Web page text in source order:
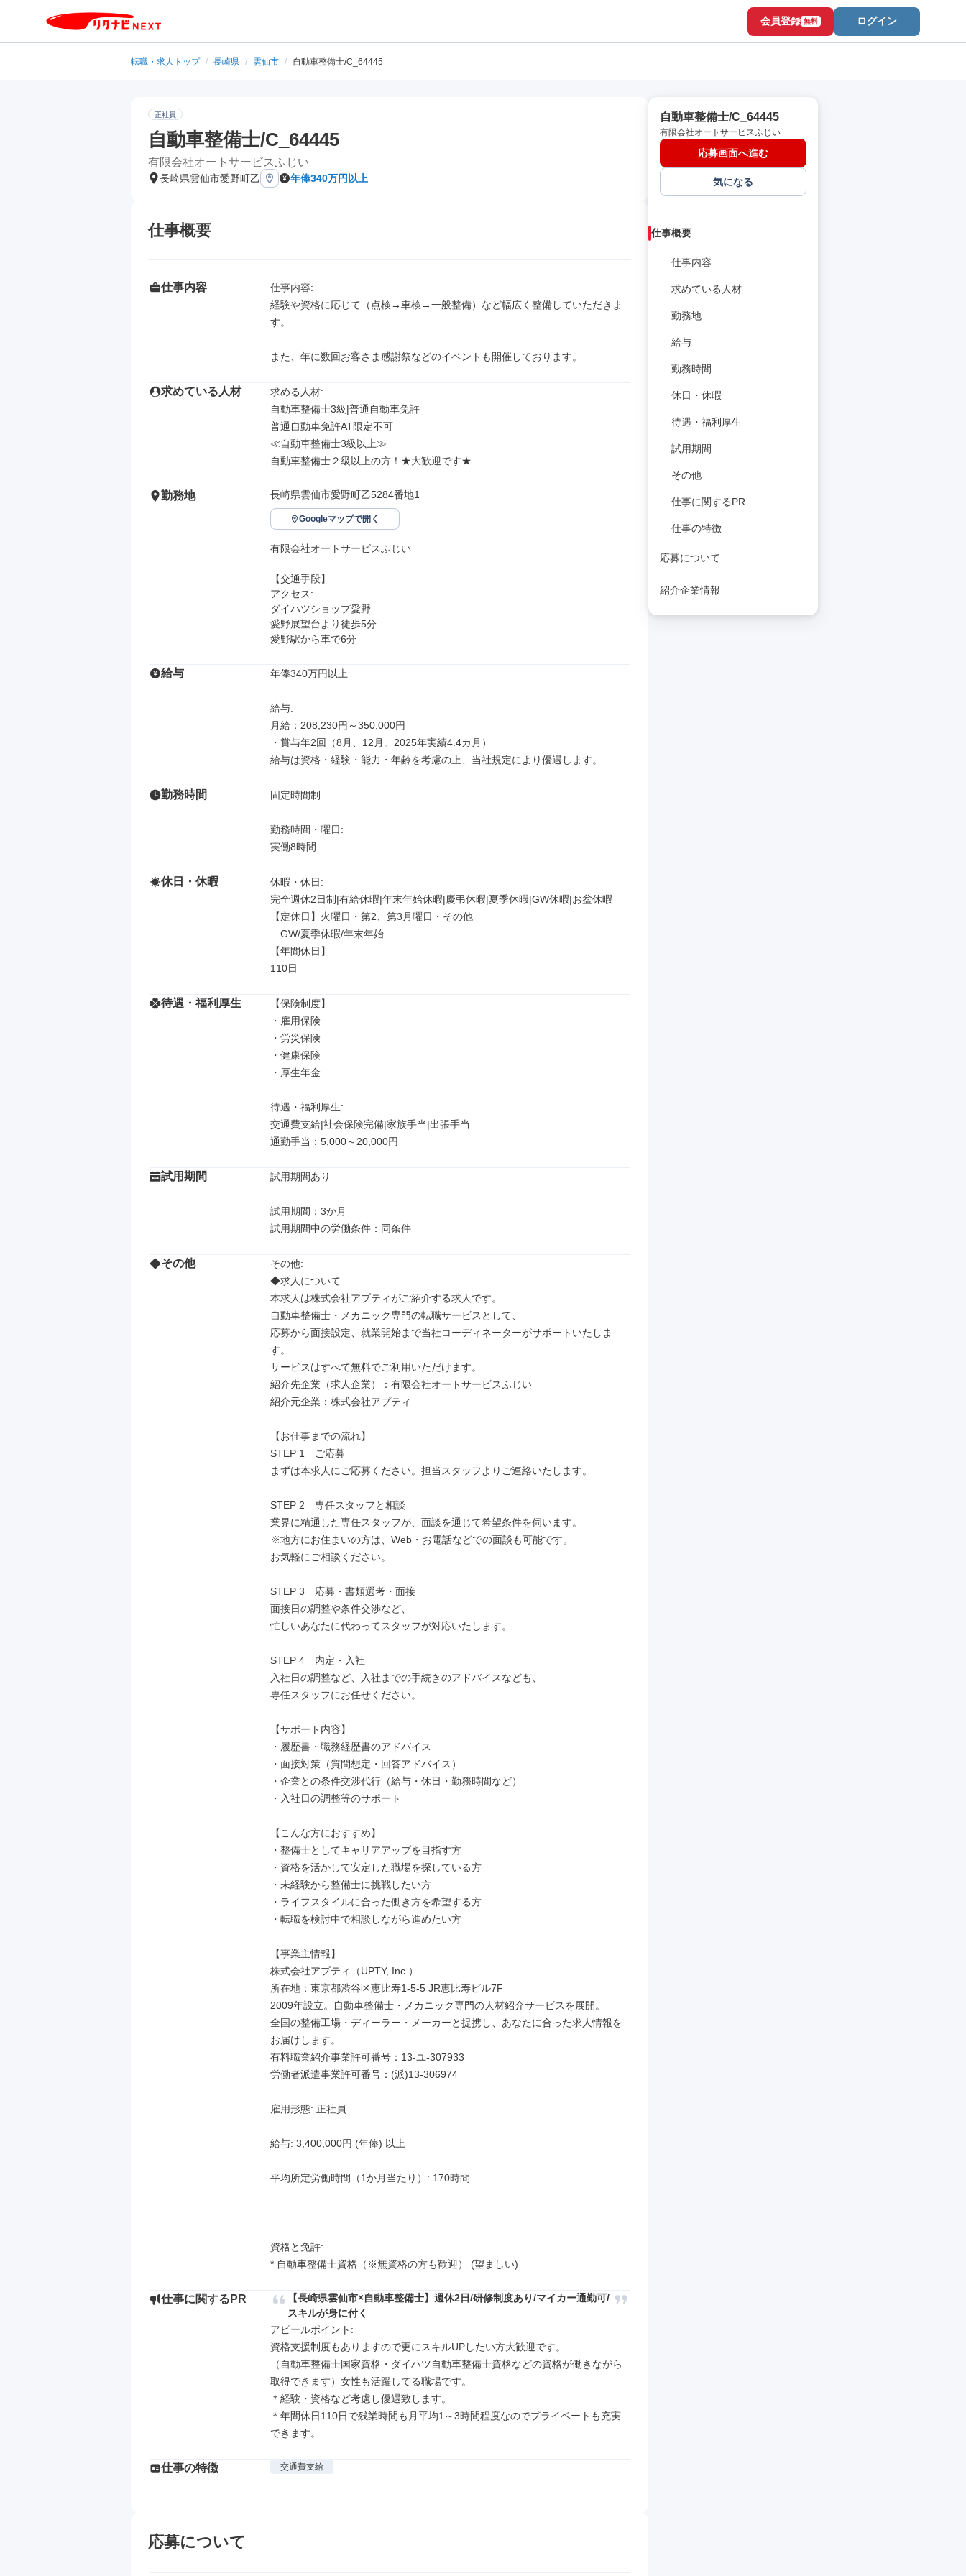
会員登録 無料 ログイン
転職・求人トップ / 長崎県 / 雲仙市 / 自動車整備士/C_64445
正社員
自動車整備士/C_64445
有限会社オートサービスふじい
長崎県雲仙市愛野町乙 年俸340万円以上
仕事概要
仕事内容
仕事内容:
経験や資格に応じて（点検→車検→一般整備）など幅広く整備していただきま
す。
また、年に数回お客さま感謝祭などのイベントも開催しております。
求めている人材
求める人材:
自動車整備士3級|普通自動車免許
普通自動車免許AT限定不可
≪自動車整備士3級以上≫
自動車整備士２級以上の方！★大歓迎です★
勤務地 長崎県雲仙市愛野町乙5284番地1
Googleマップで開く
有限会社オートサービスふじい
【交通手段】
アクセス:
ダイハツショップ愛野
愛野展望台より徒歩5分
愛野駅から車で6分
給与 年俸340万円以上
給与:
月給：208,230円～350,000円
・賞与年2回（8月、12月。2025年実績4.4カ月）
給与は資格・経験・能力・年齢を考慮の上、当社規定により優遇します。
勤務時間 固定時間制
勤務時間・曜日:
実働8時間
休日・休暇
休暇・休日:
完全週休2日制|有給休暇|年末年始休暇|慶弔休暇|夏季休暇|GW休暇|お盆休暇
【定休日】火曜日・第2、第3月曜日・その他
GW/夏季休暇/年末年始
【年間休日】
110日
待遇・福利厚生
【保険制度】
・雇用保険
・労災保険
・健康保険
・厚生年金
待遇・福利厚生:
交通費支給|社会保険完備|家族手当|出張手当
通勤手当：5,000～20,000円
試用期間 試用期間あり
試用期間：3か月
試用期間中の労働条件：同条件
その他
その他:
◆求人について
本求人は株式会社アプティがご紹介する求人です。
自動車整備士・メカニック専門の転職サービスとして、
応募から面接設定、就業開始まで当社コーディネーターがサポートいたしま
す。
サービスはすべて無料でご利用いただけます。
紹介先企業（求人企業）：有限会社オートサービスふじい
紹介元企業：株式会社アプティ
【お仕事までの流れ】
STEP 1　ご応募
まずは本求人にご応募ください。担当スタッフよりご連絡いたします。
STEP 2　専任スタッフと相談
業界に精通した専任スタッフが、面談を通じて希望条件を伺います。
※地方にお住まいの方は、Web・お電話などでの面談も可能です。
お気軽にご相談ください。
STEP 3　応募・書類選考・面接
面接日の調整や条件交渉など、
忙しいあなたに代わってスタッフが対応いたします。
STEP 4　内定・入社
入社日の調整など、入社までの手続きのアドバイスなども、
専任スタッフにお任せください。
【サポート内容】
・履歴書・職務経歴書のアドバイス
・面接対策（質問想定・回答アドバイス）
・企業との条件交渉代行（給与・休日・勤務時間など）
・入社日の調整等のサポート
【こんな方におすすめ】
・整備士としてキャリアアップを目指す方
・資格を活かして安定した職場を探している方
・未経験から整備士に挑戦したい方
・ライフスタイルに合った働き方を希望する方
・転職を検討中で相談しながら進めたい方
【事業主情報】
株式会社アプティ（UPTY, Inc.）
所在地：東京都渋谷区恵比寿1-5-5 JR恵比寿ビル7F
2009年設立。自動車整備士・メカニック専門の人材紹介サービスを展開。
全国の整備工場・ディーラー・メーカーと提携し、あなたに合った求人情報を
お届けします。
有料職業紹介事業許可番号：13-ユ-307933
労働者派遣事業許可番号：(派)13-306974
雇用形態: 正社員
給与: 3,400,000円 (年俸) 以上
平均所定労働時間（1か月当たり）: 170時間
資格と免許:
* 自動車整備士資格（※無資格の方も歓迎） (望ましい)
仕事に関するPR
【長崎県雲仙市×自動車整備士】週休2日/研修制度あり/マイカー通勤可/
スキルが身に付く
アピールポイント:
資格支援制度もありますので更にスキルUPしたい方大歓迎です。
（自動車整備士国家資格・ダイハツ自動車整備士資格などの資格が働きながら
取得できます）女性も活躍してる職場です。
＊経験・資格など考慮し優遇致します。
＊年間休日110日で残業時間も月平均1～3時間程度なのでプライベートも充実
できます。
仕事の特徴 交通費支給
応募について
自動車整備士/C_64445
有限会社オートサービスふじい
応募画面へ進む
気になる
仕事概要
仕事内容
求めている人材
勤務地
給与
勤務時間
休日・休暇
待遇・福利厚生
試用期間
その他
仕事に関するPR
仕事の特徴
応募について
紹介企業情報